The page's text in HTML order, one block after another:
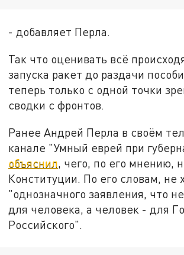
- добавляет Перла.
Так что оценивать всё
запуска ракет до раздачи
теперь только с одной точки
сводки с фронтов.
Ранее Андрей Перла в своём
канале "Умный еврей при
объяснил, чего, по его мнению,
Конституции. По его словам, не
"однозначного заявления, что
для человека, а человек - для
Российского".